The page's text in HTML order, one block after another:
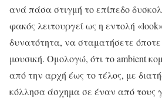
ανά πάσα στιγμή το επίπεδο
φακός λειτουργεί ως η εντολή
δυνατότητα, να σταματήσετε όποτε
μουσική. Ομολογώ, ότι το ambient
από την αρχή έως το τέλος, με
κόλλησα άσχημα σε έναν από τους